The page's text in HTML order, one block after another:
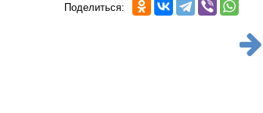
Поделиться: